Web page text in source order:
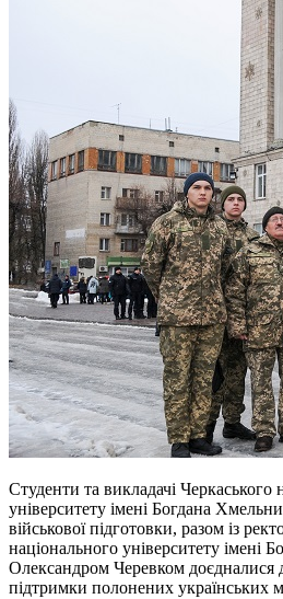
Студенти та викладачі Черкаського
університету імені Богдана
військової підготовки, разом із
національного університету імені
Олександром Черевком доєдналися
підтримки полонених українських